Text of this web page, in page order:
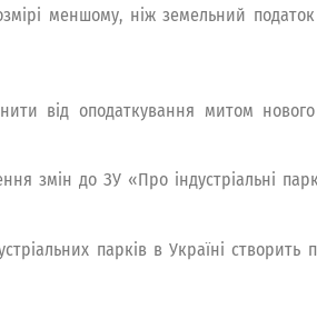
меншому, ніж земельний
від оподаткування митом нового
змін до ЗУ «Про індустріальні
парків в Україні створить